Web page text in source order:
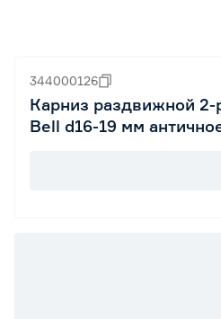
344000126
Карниз раздвижной 2-
Bell d16-19 мм